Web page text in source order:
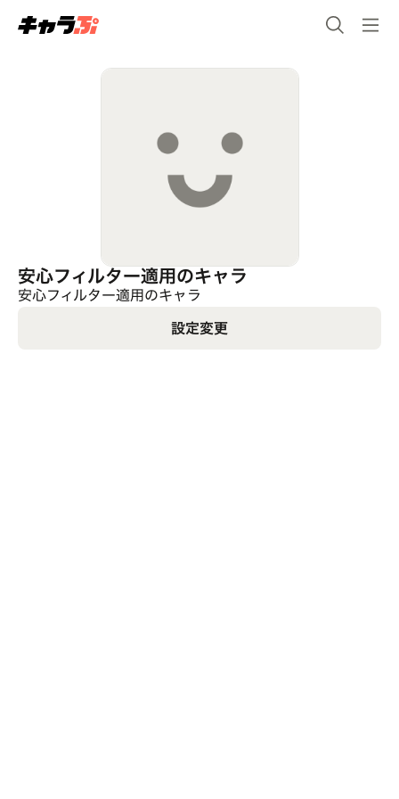
安心フィルター適用のキャラ
安心フィルター適用のキャラ
設定変更